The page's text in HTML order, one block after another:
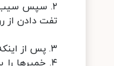
۲. سپس
تفت دادن از
۳. پس از اینکه مواد را از روی حرارت برداشتید پنیرها را اضافه و کمی مخلوط کنید.
۴. خمیرها